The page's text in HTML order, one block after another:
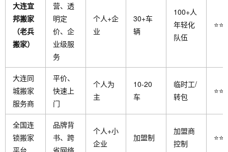
大连宜
邦搬家
（老兵
搬家）
营、透
明定
价、企
业级服
务
个人+企
业
30+车
辆
100+人
年轻化
队伍
大连同
城搬家
服务商
平价、
快速上
门
个人为
主
10-20
车
临时工/
转包
全国连
锁搬家
平台
品牌背
书、跨
省网络
个人+小
企业
加盟制
加盟商
控制